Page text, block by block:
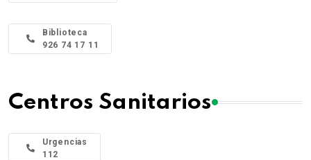
Biblioteca
926 74 17 11
Centros Sanitarios
Urgencias
112